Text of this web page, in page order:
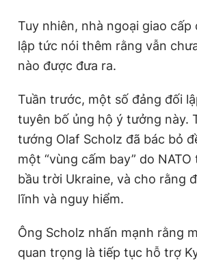
Tuy nhiên, nhà ngoại giao cấp
lập tức nói thêm rằng vẫn
nào được đưa ra.
Tuần trước, một số đảng đối
tuyên bố ủng hộ ý tưởng này.
tướng Olaf Scholz đã bác bỏ
một “vùng cấm bay” do
bầu trời Ukraine, và cho rằng
lĩnh và nguy hiểm.
Ông Scholz nhấn mạnh rằng
quan trọng là tiếp tục hỗ trợ